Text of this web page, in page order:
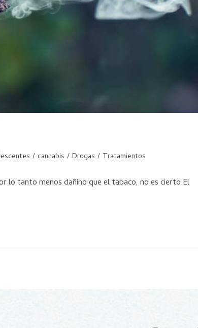
/ cannabis / Drogas / Tratamientos
lo tanto menos dañino que el tabaco, no es cierto.El